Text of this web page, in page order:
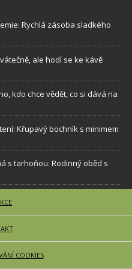
Rychlá zásoba sladkého
ale hodí se ke kávě
kdo chce vědět, co si dává na
Křupavý bochník s minimem
s tarhoňou: Rodinný oběd s
COOKIES